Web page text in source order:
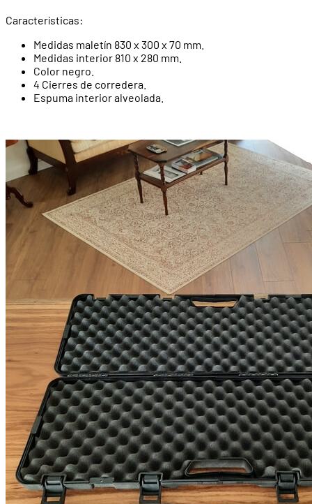
Características:
Medidas maletín 830 x 300 x 70 mm.
Medidas interior 810 x 280 mm.
Color negro.
4 Cierres de corredera.
Espuma interior alveolada.